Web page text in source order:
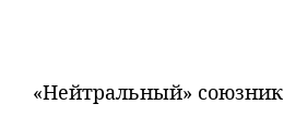
«Нейтральный» союзник